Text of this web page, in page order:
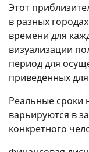
Этот
в разных
времени для
визуализации
период для
приведенных
Реальные сроки
варьируются в
конкретного